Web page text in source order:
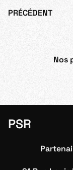
PRÉCÉDENT
Nos
PSR